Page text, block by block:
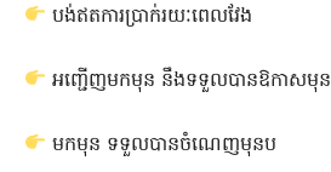
បង់ឥតការប្រាក់រយៈពេលវែង
អញ្ជើញមកមុន នឹងទទួលបានឱកាសមុន
មកមុន ទទួលបានចំណេញមុនប